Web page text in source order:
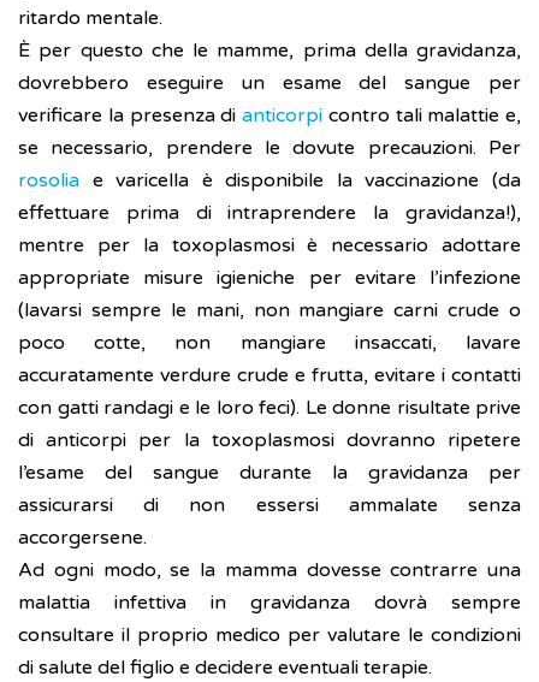
ritardo mentale.
È per questo che le mamme, prima della gravidanza,
dovrebbero eseguire un esame del sangue per
verificare la presenza di anticorpi contro tali malattie e,
se necessario, prendere le dovute precauzioni. Per
rosolia e varicella è disponibile la vaccinazione (da
effettuare prima di intraprendere la gravidanza!),
mentre per la toxoplasmosi è necessario adottare
appropriate misure igieniche per evitare l’infezione
(lavarsi sempre le mani, non mangiare carni crude o
poco cotte, non mangiare insaccati, lavare
accuratamente verdure crude e frutta, evitare i contatti
con gatti randagi e le loro feci). Le donne risultate prive
di anticorpi per la toxoplasmosi dovranno ripetere
l’esame del sangue durante la gravidanza per
assicurarsi di non essersi ammalate senza
accorgersene.
Ad ogni modo, se la mamma dovesse contrarre una
malattia infettiva in gravidanza dovrà sempre
consultare il proprio medico per valutare le condizioni
di salute del figlio e decidere eventuali terapie.